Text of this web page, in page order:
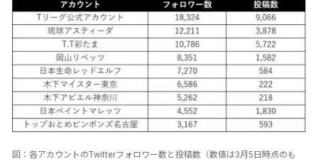
図：各アカウントのTwitterフォロワー数と投稿数（数値は3月5日時点のも